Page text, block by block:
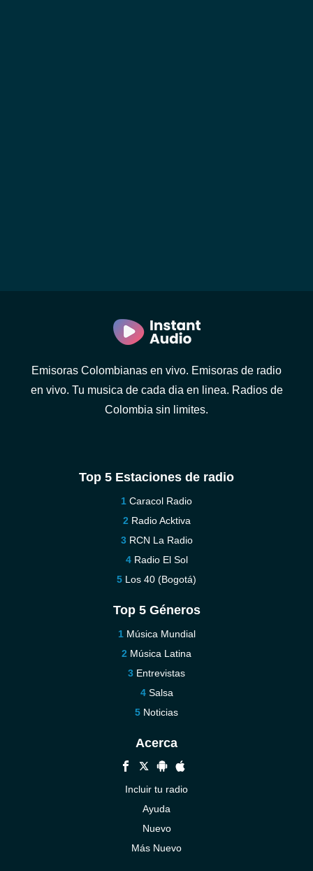
Emisoras Colombianas en vivo. Emisoras de radio
en vivo. Tu musica de cada dia en linea. Radios de
Colombia sin limites.
Top 5 Estaciones de radio
Caracol Radio
Radio Acktiva
RCN La Radio
Radio El Sol
Los 40 (Bogotá)
Top 5 Géneros
Música Mundial
Música Latina
Entrevistas
Salsa
Noticias
Acerca
Incluir tu radio
Ayuda
Nuevo
Más Nuevo